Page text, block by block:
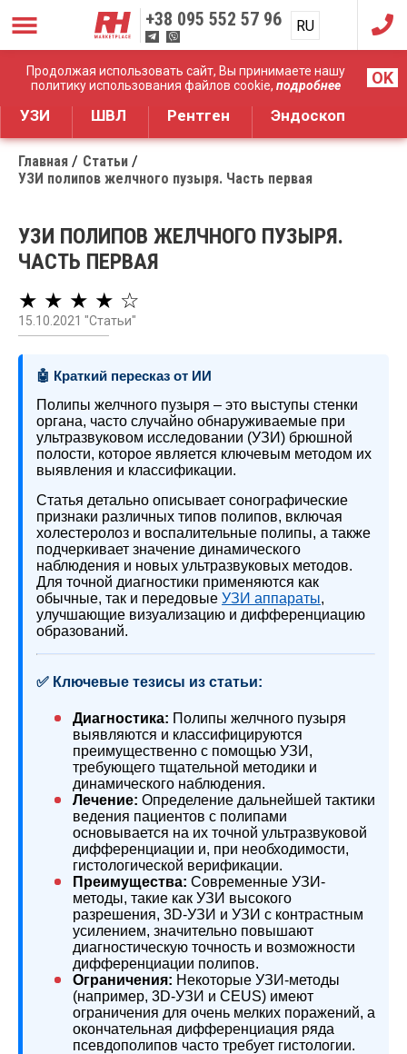
Продолжая использовать сайт, Вы принимаете нашу
политику использования файлов cookie, подробнее OK
+38 095 552 57 96 RU
UA
Дистрибуция медицинского оборудования
УЗИ ШВЛ Рентген Эндоскоп
Главная
Статьи
УЗИ полипов желчного пузыря. Часть первая
УЗИ ПОЛИПОВ ЖЕЛЧНОГО ПУЗЫРЯ.
ЧАСТЬ ПЕРВАЯ
★ ★ ★ ★ ☆
15.10.2021 "Статьи"
🤖 Краткий пересказ от ИИ
Полипы желчного пузыря – это выступы стенки
органа, часто случайно обнаруживаемые при
ультразвуковом исследовании (УЗИ) брюшной
полости, которое является ключевым методом их
выявления и классификации.
Статья детально описывает сонографические
признаки различных типов полипов, включая
холестеролоз и воспалительные полипы, а также
подчеркивает значение динамического
наблюдения и новых ультразвуковых методов.
Для точной диагностики применяются как
обычные, так и передовые УЗИ аппараты,
улучшающие визуализацию и дифференциацию
образований.
✅ Ключевые тезисы из статьи:
Диагностика: Полипы желчного пузыря
выявляются и классифицируются
преимущественно с помощью УЗИ,
требующего тщательной методики и
динамического наблюдения.
Лечение: Определение дальнейшей тактики
ведения пациентов с полипами
основывается на их точной ультразвуковой
дифференциации и, при необходимости,
гистологической верификации.
Преимущества: Современные УЗИ-
методы, такие как УЗИ высокого
разрешения, 3D-УЗИ и УЗИ с контрастным
усилением, значительно повышают
диагностическую точность и возможности
дифференциации полипов.
Ограничения: Некоторые УЗИ-методы
(например, 3D-УЗИ и CEUS) имеют
ограничения для очень мелких поражений, а
окончательная дифференциация ряда
псевдополипов часто требует гистологии.